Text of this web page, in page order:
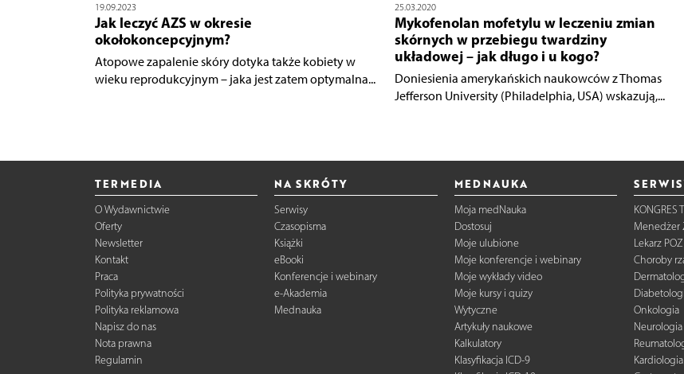
19.09.2023
Jak leczyć AZS w okresie
okołokoncepcyjnym?
Atopowe zapalenie skóry dotyka także kobiety w
wieku reprodukcyjnym – jaka jest zatem optymalna...
25.03.2020
Mykofenolan mofetylu w leczeniu zmian
skórnych w przebiegu twardziny
układowej – jak długo i u kogo?
Doniesienia amerykańskich naukowców z Thomas
Jefferson University (Philadelphia, USA) wskazują,...
TERMEDIA
O Wydawnictwie
Oferty
Newsletter
Kontakt
Praca
Polityka prywatności
Polityka reklamowa
Napisz do nas
Nota prawna
Regulamin
NA SKRÓTY
Serwisy
Czasopisma
Książki
eBooki
Konferencje i webinary
e-Akademia
Mednauka
MEDNAUKA
Moja medNauka
Dostosuj
Moje ulubione
Moje konferencje i webinary
Moje wykłady video
Moje kursy i quizy
Wytyczne
Artykuły naukowe
Kalkulatory
Klasyfikacja ICD-9
KONGRES
Menedżer
Lekarz POZ
Choroby
Onkologia
Neurologia
Kardiologia